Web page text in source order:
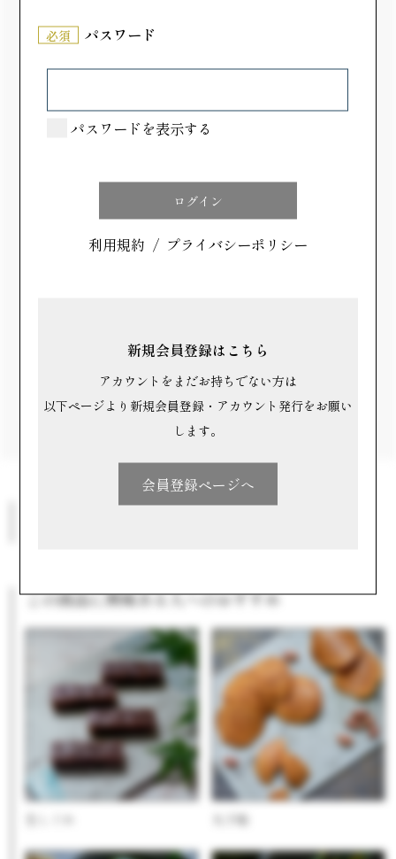
冷凍保存OK！好きなときに、食べたい分
佐野団子みたらしは、厳選された国産のうるち米を使
能で、食べたいときに自然解凍するだけで、作りたて
の美味しさをいつでも味わえます。 12個入りのパッ
クで、賞味期限は冷凍保存で30日、解凍後は2日以内
良し、日常のちょっとした贅沢としてもぴったりで
このメーカーの他の商品
この商品に興味ある人へのおすすめ
丸子船
必須 パスワード
パスワードを表示する
利用規約 / プライバシーポリシー
新規会員登録はこちら
アカウントをまだお持ちでない方は
以下ページより新規会員登録・アカウント発行をお願い
します。
会員登録ページへ